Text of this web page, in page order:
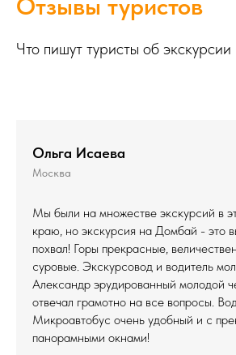
Что пишут туристы об
Ольга Исаева
Москва
Мы были на множестве экскурсий в
краю, но экскурсия на Домбай - это
похвал! Горы прекрасные,
суровые. Экскурсовод и водитель
Александр эрудированный молодой
отвечал грамотно на все вопросы.
Микроавтобус очень удобный и с
панорамными окнами!